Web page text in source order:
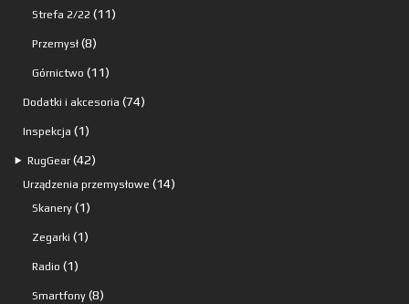
produktów
Strefa 2/22 1111
Przemysł 88
produktów
Górnictwo 1111
produktów
Dodatki i akcesoria 7474
Inspekcja 11
produkt
⯈ RugGear 4242
produkty
Urządzenia przemysłowe 1414
Skanery 11
produkt
Zegarki 11
Radio 11
produkt
Smartfony 88